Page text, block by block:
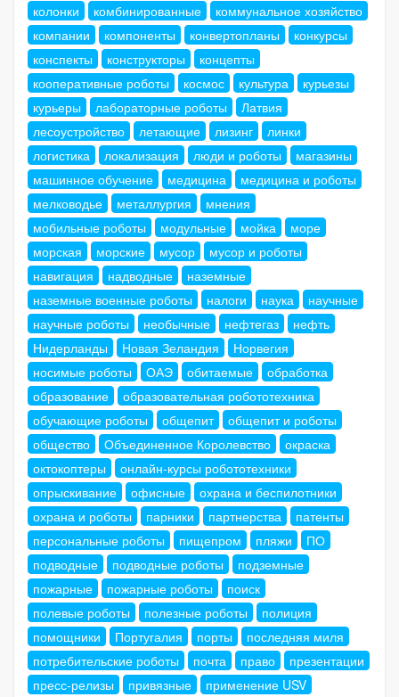
колонки
комбинированные
коммунальное хозяйство
компании
компоненты конвертопланы
конкурсы
конспекты
конструкторы
концепты
кооперативные роботы
космос культура
курьезы
курьеры
лабораторные роботы
Латвия
лесоустройство
летающие лизинг
линки
логистика
локализация люди и роботы
магазины
машинное обучение
медицина
медицина и роботы
мелководье
металлургия
мнения
мобильные роботы
модульные мойка
море
морская
морские мусор
мусор и роботы
навигация
надводные
наземные
наземные военные роботы
налоги наука
научные
научные роботы
необычные нефтегаз
нефть
Нидерланды
Новая Зеландия
Норвегия
носимые роботы
ОАЭ обитаемые
обработка
образование
образовательная робототехника
обучающие роботы
общепит
общепит и роботы
общество
Объединенное Королевство
окраска
октокоптеры
онлайн-курсы робототехники
опрыскивание
офисные
охрана и беспилотники
охрана и роботы
парники партнерства
патенты
персональные роботы
пищепром пляжи
ПО
подводные
подводные роботы
подземные
пожарные
пожарные роботы
поиск
полевые роботы
полезные роботы
полиция
помощники
Португалия порты
последняя миля
потребительские роботы
почта право
презентации
пресс-релизы
привязные
применение USV